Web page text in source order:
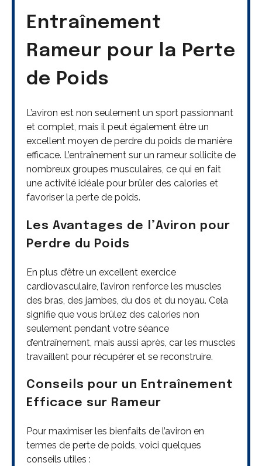
Entraînement
Rameur pour la Perte
de Poids
L’aviron est non seulement un sport passionnant
et complet, mais il peut également être un
excellent moyen de perdre du poids de manière
efficace. L’entraînement sur un rameur sollicite de
nombreux groupes musculaires, ce qui en fait
une activité idéale pour brûler des calories et
favoriser la perte de poids.
Les Avantages de l’Aviron pour
Perdre du Poids
En plus d’être un excellent exercice
cardiovasculaire, l’aviron renforce les muscles
des bras, des jambes, du dos et du noyau. Cela
signifie que vous brûlez des calories non
seulement pendant votre séance
d’entraînement, mais aussi après, car les muscles
travaillent pour récupérer et se reconstruire.
Conseils pour un Entraînement
Efficace sur Rameur
Pour maximiser les bienfaits de l’aviron en
termes de perte de poids, voici quelques
conseils utiles :